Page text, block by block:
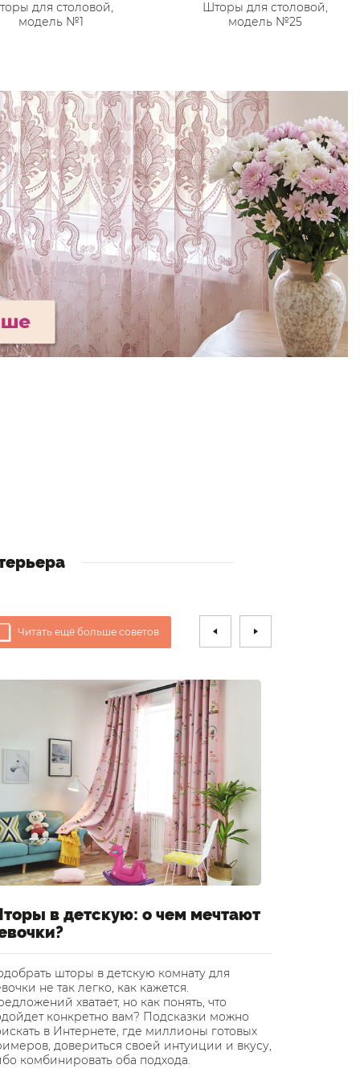
для столовой,
модель №1
Шторы для столовой,
модель №25
Читать ещё больше советов
в детскую: о чем мечтают
шторы в детскую комнату для
не так легко, как кажется.
хватает, но как понять, что
конкретно вам? Подсказки можно
в Интернете, где миллионы готовых
довериться своей интуиции и вкусу,
комбинировать оба подхода.